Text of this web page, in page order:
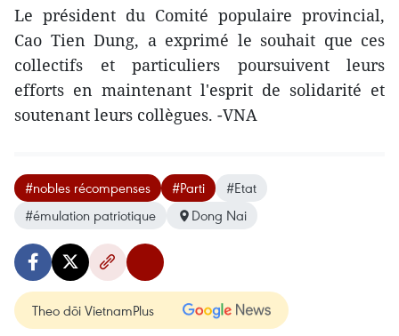
Le président du Comité populaire provincial,
Cao Tien Dung, a exprimé le souhait que ces
collectifs et particuliers poursuivent leurs
efforts en maintenant l'esprit de solidarité et
soutenant leurs collègues. -VNA
#nobles récompenses #Parti
#Etat
#émulation patriotique
Dong Nai
Theo dõi VietnamPlus